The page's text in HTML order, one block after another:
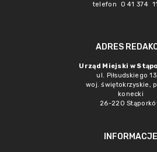
telefon 0 41 374
ADRES
Urząd Miejski w
ul. Piłsudskiego
woj. świętokrzyskie,
konecki
26-220
INFORMACJE